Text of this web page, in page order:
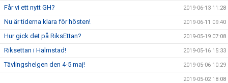
Får vi ett nytt GH? 2019-06-13 11:28
Nu är tiderna klara för hösten! 2019-06-11 09:40
Hur gick det på RiksEttan? 2019-05-19 07:08
Riksettan i Halmstad! 2019-05-16 15:33
Tävlingshelgen den 4-5 maj! 2019-05-06 10:29
2019-05-02 18:08